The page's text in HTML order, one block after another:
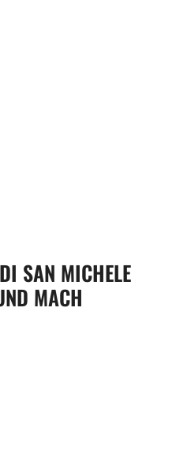
SAN MICHELE
MACH